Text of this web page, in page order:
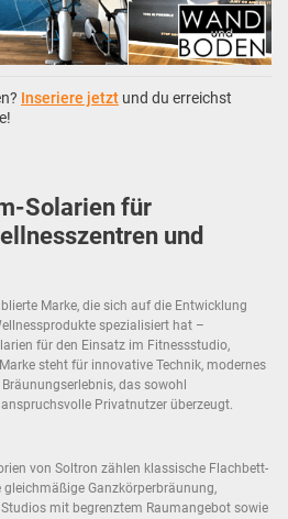
Inseriere jetzt und du erreichst
Solarien für
und
Marke, die sich auf die Entwicklung
spezialisiert hat –
für den Einsatz im Fitnessstudio,
steht für innovative Technik, modernes
das sowohl
Privatnutzer überzeugt.
von Soltron zählen klassische Flachbett-
Ganzkörperbräunung,
mit begrenztem Raumangebot sowie